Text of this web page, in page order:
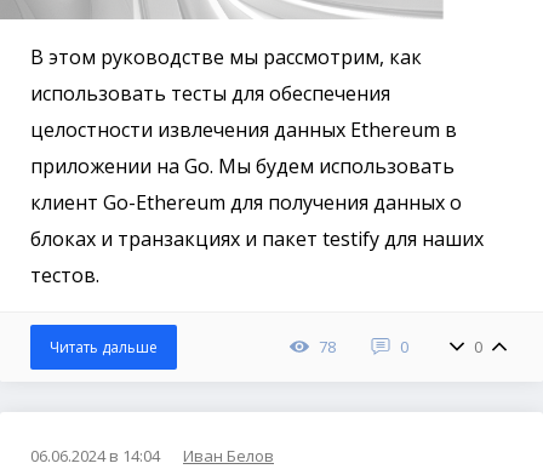
В этом руководстве мы рассмотрим, как
использовать тесты для обеспечения
целостности извлечения данных Ethereum в
приложении на Go. Мы будем использовать
клиент Go-Ethereum для получения данных о
блоках и транзакциях и пакет testify для наших
тестов.
78 0 0
Читать дальше
06.06.2024 в 14:04 Иван Белов